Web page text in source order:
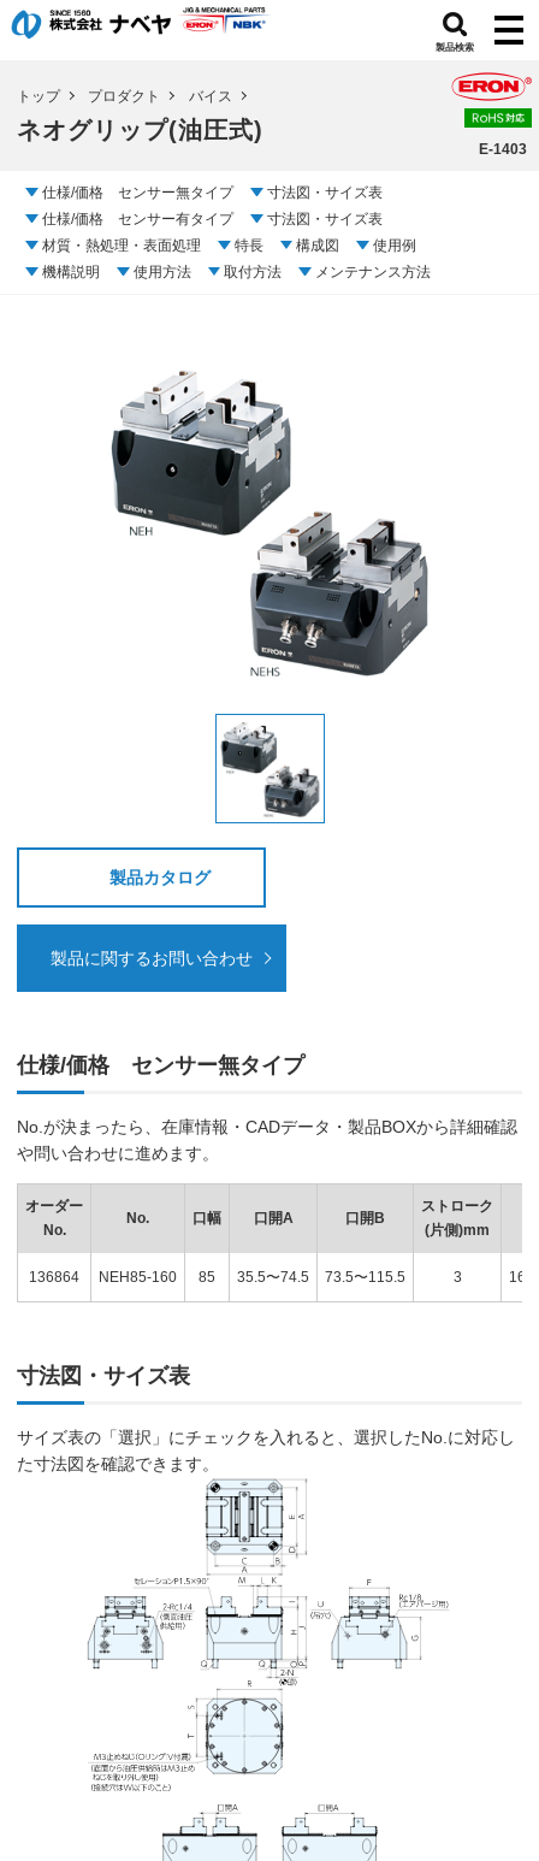
製品検索
トップ プロダクト バイス
ネオグリップ(油圧式)
E-1403
仕様/価格 センサー無タイプ
寸法図・サイズ表
仕様/価格 センサー有タイプ
寸法図・サイズ表
材質・熱処理・表面処理
特長 構成図
使用例
機構説明
使用方法 取付方法 メンテナンス方法
製品カタログ
製品に関するお問い合わせ
仕様/価格 センサー無タイプ
No.が決まったら、在庫情報・CADデータ・製品BOXから詳細確認
や問い合わせに進めます。
オーダー
No.
No. 口幅 口開A 口開B
ストローク
(片側)mm
136864 NEH85-160 85 35.5〜74.5 73.5〜115.5 3
寸法図・サイズ表
サイズ表の「選択」にチェックを入れると、選択したNo.に対応し
た寸法図を確認できます。